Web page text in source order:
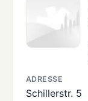
ADRESSE
Schillerstr. 5